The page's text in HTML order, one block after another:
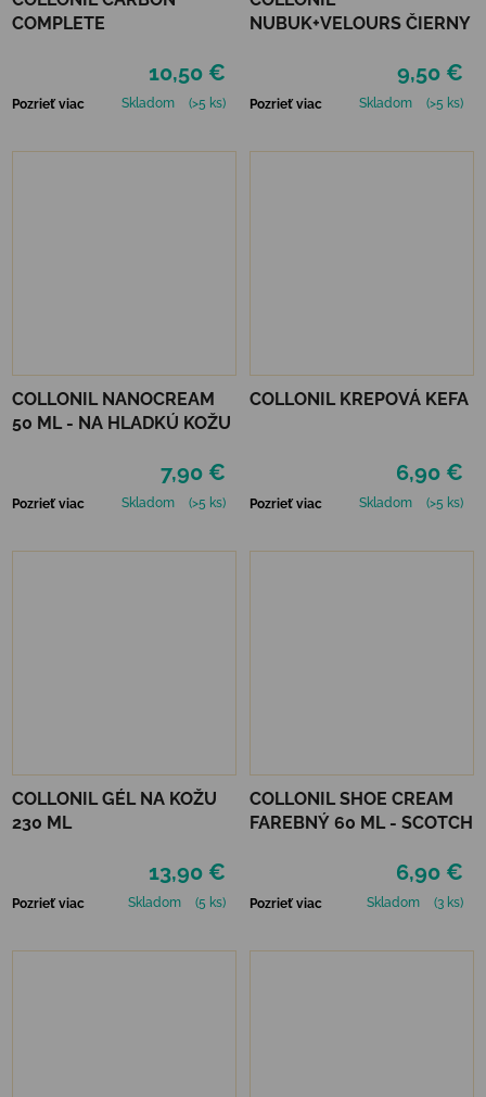
COMPLETE
10,50 €
Pozrieť viac Skladom (>5 ks)
NUBUK+VELOURS ČIERNY
9,50 €
Pozrieť viac Skladom (>5 ks)
COLLONIL NANOCREAM
50 ML - NA HLADKÚ KOŽU
7,90 €
Pozrieť viac Skladom (>5 ks)
COLLONIL KREPOVÁ KEFA
6,90 €
Pozrieť viac Skladom (>5 ks)
COLLONIL GÉL NA KOŽU
230 ML
13,90 €
Pozrieť viac Skladom (5 ks)
COLLONIL SHOE CREAM
FAREBNÝ 60 ML - SCOTCH
6,90 €
Pozrieť viac Skladom (3 ks)